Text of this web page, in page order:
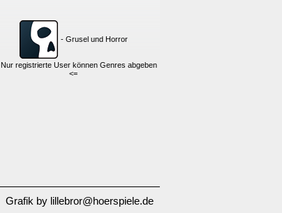
- Grusel und Horror
Nur registrierte User können Genres abgeben
<=
Grafik by lillebror@hoerspiele.de